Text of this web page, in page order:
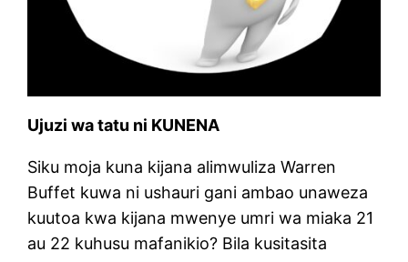
Ujuzi wa tatu ni KUNENA
Siku moja kuna kijana alimwuliza Warren
Buffet kuwa ni ushauri gani ambao unaweza
kuutoa kwa kijana mwenye umri wa miaka 21
au 22 kuhusu mafanikio? Bila kusitasita